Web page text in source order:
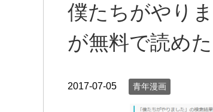
僕たちがやり
が無料で読めた
2017-07-05 青年漫画